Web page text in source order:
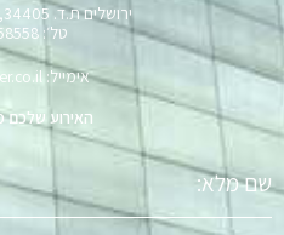
ירושלים ת.ד. 34405, מיקוד 9543501
טל׳: 02-6558558
אימייל: info@iccjer.co.il
האירוע שלכם
מלא